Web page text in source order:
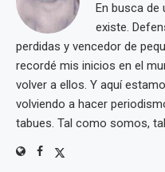
En busca de
existe.
perdidas y vencedor de
recordé mis inicios en el
volver a ellos. Y aquí
volviendo a hacer
tabues. Tal como somos,